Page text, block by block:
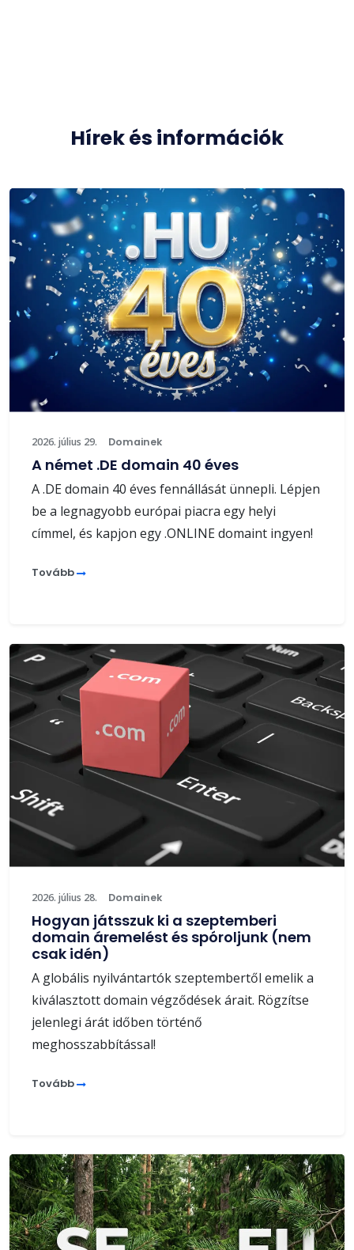
Hírek és információk
2026. július 29. Domainek
A német .DE domain 40 éves
A .DE domain 40 éves fennállását ünnepli. Lépjen
be a legnagyobb európai piacra egy helyi
címmel, és kapjon egy .ONLINE domaint ingyen!
Tovább
2026. július 28. Domainek
Hogyan játsszuk ki a szeptemberi
domain áremelést és spóroljunk (nem
csak idén)
A globális nyilvántartók szeptembertől emelik a
kiválasztott domain végződések árait. Rögzítse
jelenlegi árát időben történő
meghosszabbítással!
Tovább